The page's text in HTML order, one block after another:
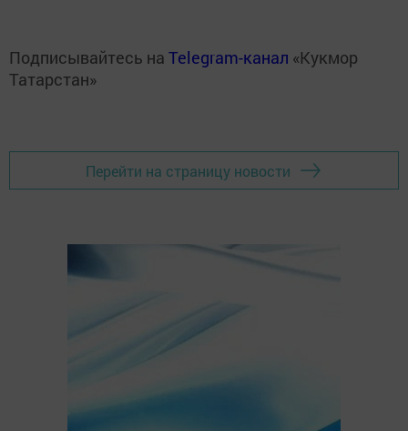
Подписывайтесь на Telegram-канал «Кукмор
Татарстан»
Перейти на страницу новости